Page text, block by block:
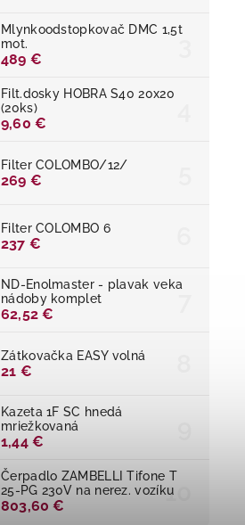
Mlynkoodstopkovač DMC 1,5t
mot.
489 €
Filt.dosky HOBRA S40 20x20
(20ks)
9,60 €
Filter COLOMBO/12/
269 €
Filter COLOMBO 6
237 €
ND-Enolmaster - plavak veka
nádoby komplet
62,52 €
Zátkovačka EASY volná
21 €
Kazeta 1F SC hnedá
mriežkovaná
1,44 €
Čerpadlo ZAMBELLI Tifone T
25-PG 230V na nerez. vozíku
803,60 €